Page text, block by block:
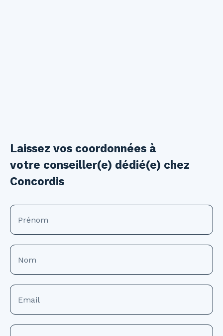
Laissez vos coordonnées à
votre conseiller(e) dédié(e) chez
Concordis
Prénom
Nom
Email